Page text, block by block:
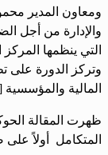
ومعاون المدير
والإدارة من أجل
التي ينظمها
وتركز الدورة على
المالية
ظهرت المقالة
المتكامل أولاً